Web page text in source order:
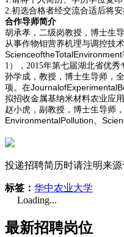
2. 初选合格者经交流合适后将
合作导师简介
胡承孝，二级岗教授，博士生
从事作物钼营养机理与调控技
ScienceoftheTotalEnvironment
1 ）， 2015年第七届湖北省优秀
孙学成，教授，博士生导师，
项。在
拟招收金属基纳米材料农业应
赵小虎，副教授，博士生导师
EnvironmentalPollution
投递招聘简历时请注明来源
标签： 华中农业大学
Loading...
最新招聘岗位